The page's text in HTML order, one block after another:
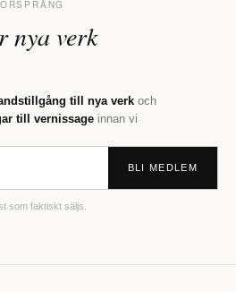
nya verk
till nya verk och
till vernissage innan vi
BLI MEDLEM
som faktiskt säljs.